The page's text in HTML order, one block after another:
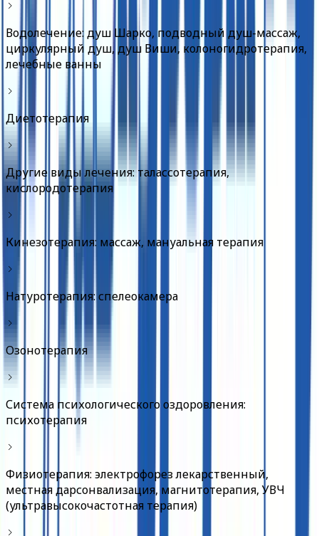
Водолечение: душ Шарко, подводный душ-массаж,
циркулярный душ, душ Виши, колоногидротерапия,
лечебные ванны
Диетотерапия
Другие виды лечения: талассотерапия,
кислородотерапия
Кинезотерапия: массаж, мануальная терапия
Натуротерапия: спелеокамера
Озонотерапия
Система психологического оздоровления:
психотерапия
Физиотерапия: электрофорез лекарственный,
местная дарсонвализация, магнитотерапия, УВЧ
(ультравысокочастотная терапия)